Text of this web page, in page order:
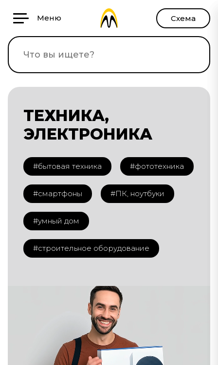
Меню Схема
ТЕХНИКА,
ЭЛЕКТРОНИКА
#бытовая техника #фототехника
#смартфоны #ПК, ноутбуки
#умный дом
#строительное оборудование